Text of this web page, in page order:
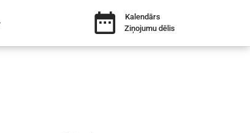
Kalendārs
Ziņojumu dēlis